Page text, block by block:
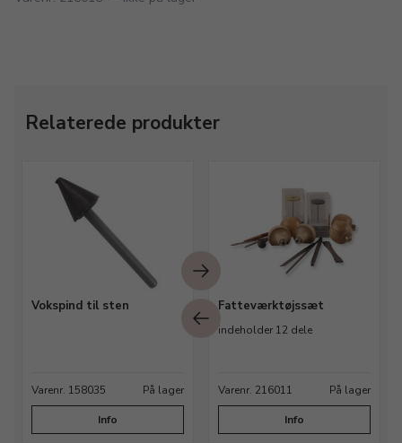
Relaterede produkter
Vokspind til sten
Varenr. 158035 På lager
Info
Fatteværktøjssæt
indeholder 12 dele
Varenr. 216011 På lager
Info